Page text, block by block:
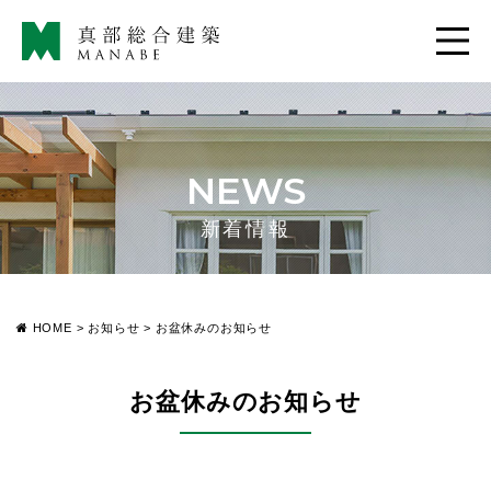
NEWS
新着情報
HOME > お知らせ > お盆休みのお知らせ
お盆休みのお知らせ